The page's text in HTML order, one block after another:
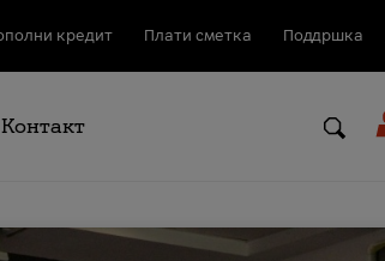
кредит Плати сметка Поддршка
Контакт